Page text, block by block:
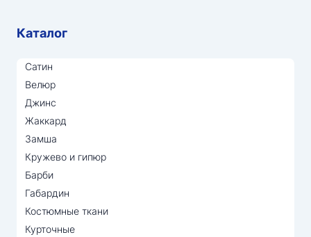
Каталог
Сатин
Велюр
Джинс
Жаккард
Замша
Кружево и гипюр
Барби
Габардин
Костюмные ткани
Курточные